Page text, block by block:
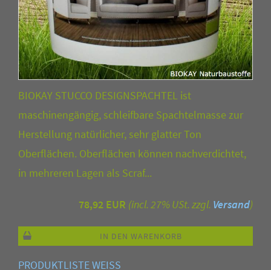
BIOKAY STUCCO DESIGNSPACHTEL ist
maschinengängig, schleifbare Spachtelmasse zur
Herstellung natürlicher, sehr glatter Ton
Oberflächen. Oberflächen können nachverdichtet,
in mehreren Lagen als Scraf...
78,92 EUR (incl. 27% USt. zzgl. Versand)
IN DEN WARENKORB
PRODUKTLISTE WEISS